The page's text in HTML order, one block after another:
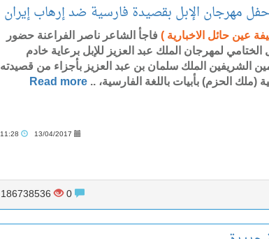
مهرجان الإبل بقصيدة فارسية ضد إرهاب إيران
عين حائل الاخبارية ) فاجأ الشاعر ناصر الفراعنة حضور
الختامي لمهرجان الملك عبد العزيز للإبل برعاية خادم
الشريفين الملك سلمان بن عبد العزيز بأجزاء من قصيدته
(ملك الحزم) بأبيات باللغة الفارسية، .. Read more
13/04/2017 11:28 م
0
186738536